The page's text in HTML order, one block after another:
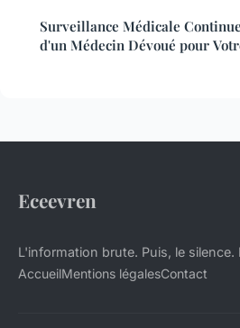
Surveillance Médicale
d'un Médecin Dévoué pour
Eceevren
L'information brute. Puis, le silence.
AccueilMentions légalesContact